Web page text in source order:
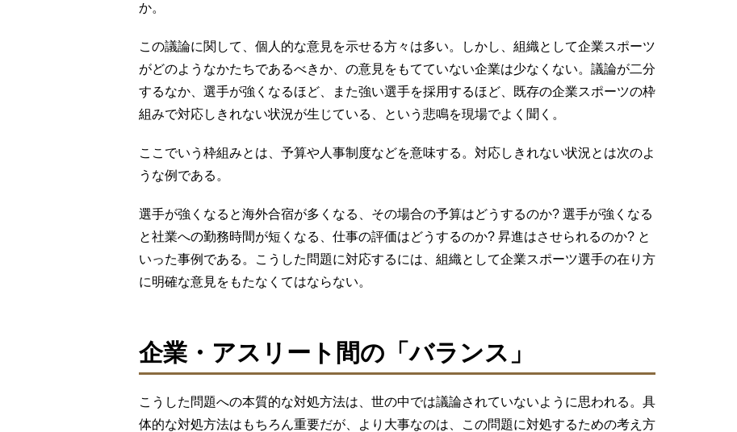
か。
この議論に関して、個人的な意見を示せる方々は多い。しかし、組織として企業スポーツ
がどのようなかたちであるべきか、の意見をもてていない企業は少なくない。議論が二分
するなか、選手が強くなるほど、また強い選手を採用するほど、既存の企業スポーツの枠
組みで対応しきれない状況が生じている、という悲鳴を現場でよく聞く。
ここでいう枠組みとは、予算や人事制度などを意味する。対応しきれない状況とは次のよ
うな例である。
選手が強くなると海外合宿が多くなる、その場合の予算はどうするのか? 選手が強くなる
と社業への勤務時間が短くなる、仕事の評価はどうするのか? 昇進はさせられるのか? と
いった事例である。こうした問題に対応するには、組織として企業スポーツ選手の在り方
に明確な意見をもたなくてはならない。
企業・アスリート間の「バランス」
こうした問題への本質的な対処方法は、世の中では議論されていないように思われる。具
体的な対処方法はもちろん重要だが、より大事なのは、この問題に対処するための考え方